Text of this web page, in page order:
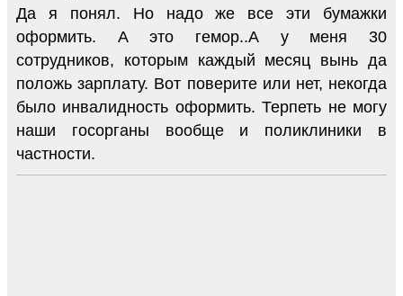
Да я понял. Но надо же все эти бумажки
оформить. А это гемор..А у меня 30
сотрудников, которым каждый месяц вынь да
положь зарплату. Вот поверите или нет, некогда
было инвалидность оформить. Терпеть не могу
наши госорганы вообще и поликлиники в
частности.